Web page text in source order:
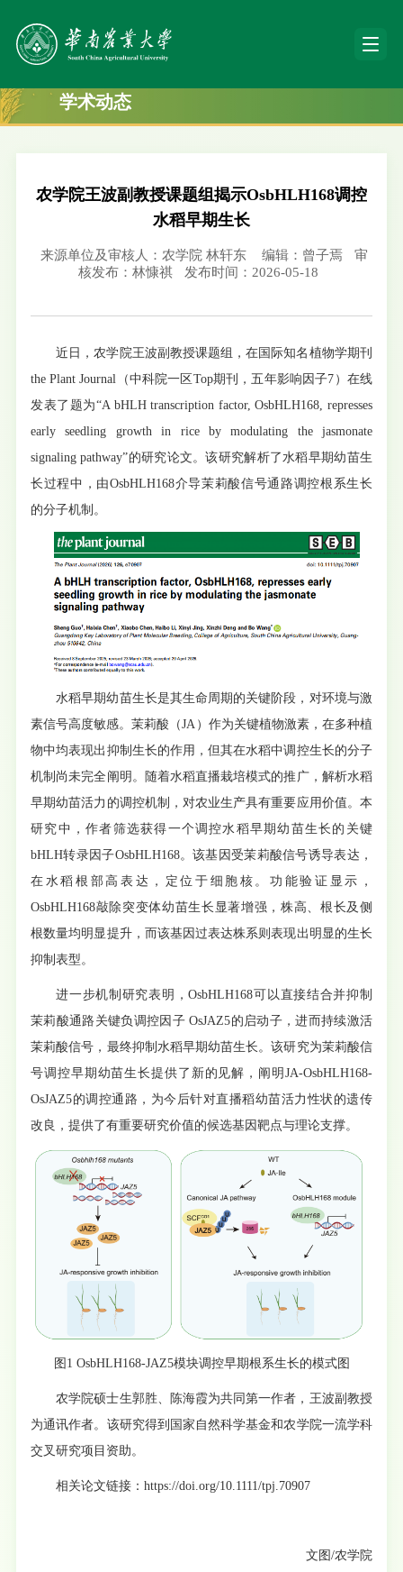
学术动态
农学院王波副教授课题组揭示OsbHLH168调控
水稻早期生长
来源单位及审核人：农学院 林轩东 编辑：曾子焉
审
核发布：林慷祺
发布时间：2026-05-18
近日，农学院王波副教授课题组，在国际知名植物学期刊
the Plant Journal（中科院一区Top期刊，五年影响因子7）在线
发表了题为“A bHLH transcription factor, OsbHLH168, represses
early seedling growth in rice by modulating the jasmonate
signaling pathway”的研究论文。该研究解析了水稻早期幼苗生
长过程中，由OsbHLH168介导茉莉酸信号通路调控根系生长
的分子机制。
水稻早期幼苗生长是其生命周期的关键阶段，对环境与激
素信号高度敏感。茉莉酸（JA）作为关键植物激素，在多种植
物中均表现出抑制生长的作用，但其在水稻中调控生长的分子
机制尚未完全阐明。随着水稻直播栽培模式的推广，解析水稻
早期幼苗活力的调控机制，对农业生产具有重要应用价值。本
研究中，作者筛选获得一个调控水稻早期幼苗生长的关键
bHLH转录因子OsbHLH168。该基因受茉莉酸信号诱导表达，
在水稻根部高表达，定位于细胞核。功能验证显示，
OsbHLH168敲除突变体幼苗生长显著增强，株高、根长及侧
根数量均明显提升，而该基因过表达株系则表现出明显的生长
抑制表型。
进一步机制研究表明，OsbHLH168可以直接结合并抑制
茉莉酸通路关键负调控因子 OsJAZ5的启动子，进而持续激活
茉莉酸信号，最终抑制水稻早期幼苗生长。该研究为茉莉酸信
号调控早期幼苗生长提供了新的见解，阐明JA-OsbHLH168-
OsJAZ5的调控通路，为今后针对直播稻幼苗活力性状的遗传
改良，提供了有重要研究价值的候选基因靶点与理论支撑。
图1 OsbHLH168-JAZ5模块调控早期根系生长的模式图
农学院硕士生郭胜、陈海霞为共同第一作者，王波副教授
为通讯作者。该研究得到国家自然科学基金和农学院一流学科
交叉研究项目资助。
相关论文链接：https://doi.org/10.1111/tpj.70907
文图/农学院